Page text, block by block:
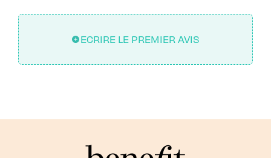
ECRIRE LE PREMIER AVIS